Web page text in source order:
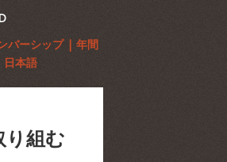
バーシップ | 年間
日本語
り組む